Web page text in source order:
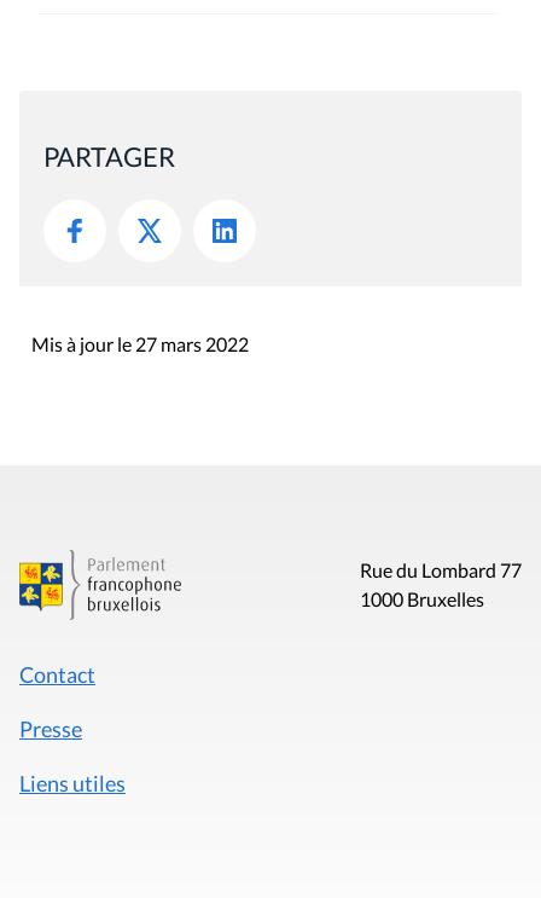
PARTAGER
Mis à jour le 27 mars 2022
Rue du Lombard 77
1000 Bruxelles
Contact
Presse
Liens utiles